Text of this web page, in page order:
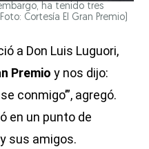
ha tenido tres
Cortesía El Gran Premio)
a Don Luis Luguori,
Premio y nos dijo:
conmigo’”, agregó.
en un punto de
sus amigos.